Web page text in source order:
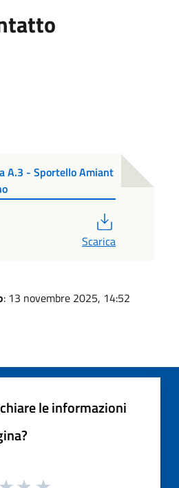
A.3 - Sportello Amiant
Scarica
: 13 novembre 2025, 14:52
le informazioni